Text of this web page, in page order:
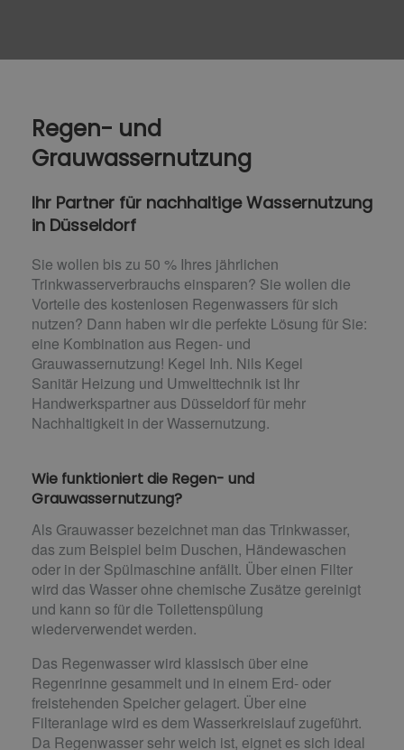
Regen- und
Grauwassernutzung
Ihr Partner für nachhaltige Wassernutzung
in Düsseldorf
Sie wollen bis zu 50 % Ihres jährlichen
Trinkwasserverbrauchs einsparen? Sie wollen die
Vorteile des kostenlosen Regenwassers für sich
nutzen? Dann haben wir die perfekte Lösung für Sie:
eine Kombination aus Regen- und
Grauwassernutzung! Kegel Inh. Nils Kegel
Sanitär Heizung und Umwelttechnik ist Ihr
Handwerkspartner aus Düsseldorf für mehr
Nachhaltigkeit in der Wassernutzung.
Wie funktioniert die Regen- und
Grauwassernutzung?
Als Grauwasser bezeichnet man das Trinkwasser,
das zum Beispiel beim Duschen, Händewaschen
oder in der Spülmaschine anfällt. Über einen Filter
wird das Wasser ohne chemische Zusätze gereinigt
und kann so für die Toilettenspülung
wiederverwendet werden.
Das Regenwasser wird klassisch über eine
Regenrinne gesammelt und in einem Erd- oder
freistehenden Speicher gelagert. Über eine
Filteranlage wird es dem Wasserkreislauf zugeführt.
Da Regenwasser sehr weich ist, eignet es sich ideal